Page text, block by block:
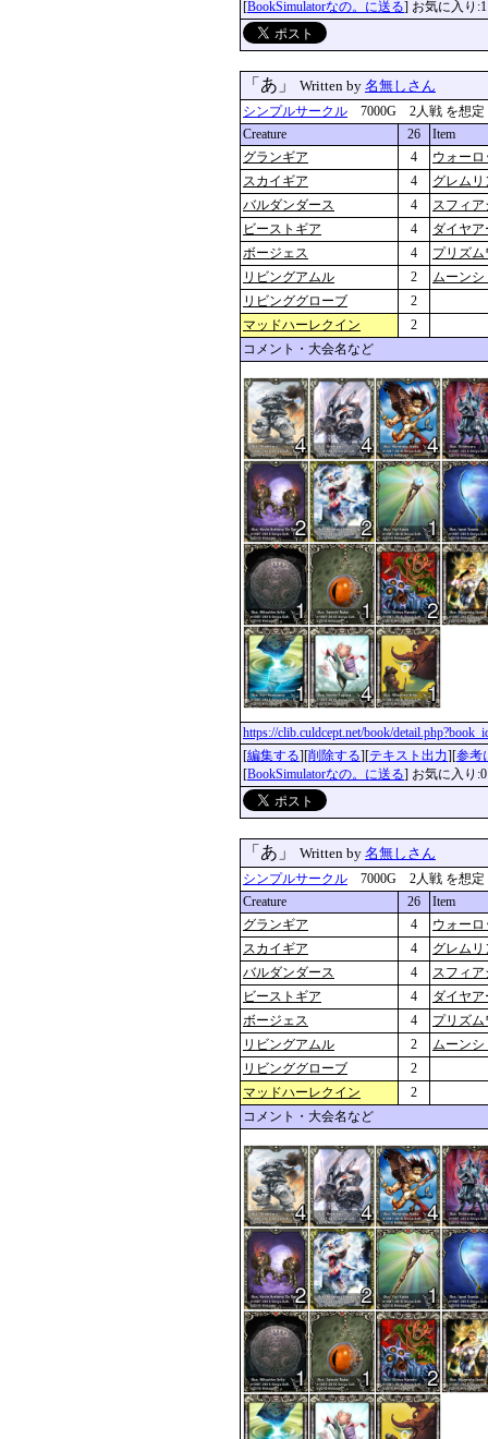
[BookSimulatorなの。に送る] お気に入り:1
「あ」 Written by 名無しさん
シンプルサークル 7000G 2人戦 を想定
Creature
26
Item
グランギア
4
ウォー
スカイギア
4
グレム
バルダンダース
4
スフィ
ビーストギア
4
ダイヤ
ボージェス
4
プリズ
リビングアムル
2
ムーンシ
リビンググローブ
2
マッドハーレクイン
2
コメント・大会名など
https://clib.culdcept.net/book/
[編集する][削除する][テキスト出力][参考
[BookSimulatorなの。に送る] お気に入り:0
「あ」 Written by 名無しさん
シンプルサークル 7000G 2人戦 を想定
Creature
26
Item
グランギア
4
ウォー
スカイギア
4
グレム
バルダンダース
4
スフィ
ビーストギア
4
ダイヤ
ボージェス
4
プリズ
リビングアムル
2
ムーンシ
リビンググローブ
2
マッドハーレクイン
2
コメント・大会名など